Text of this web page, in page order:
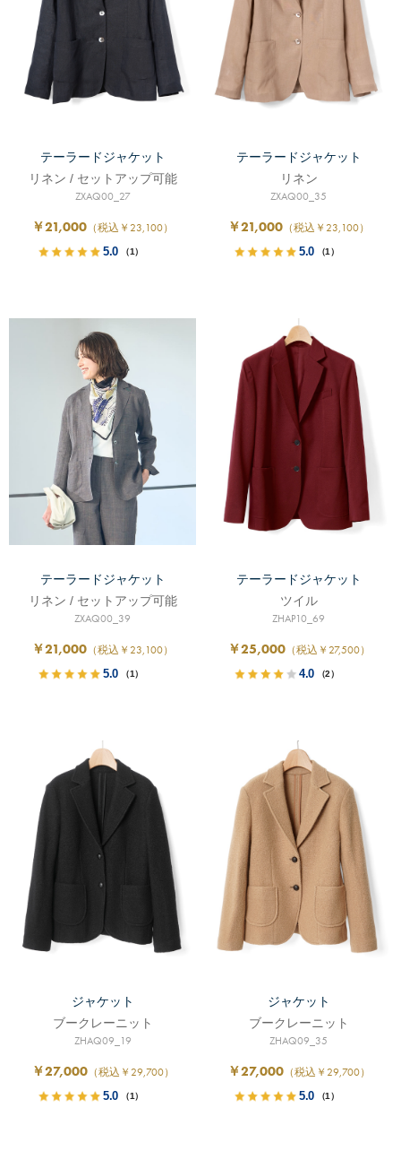
テーラードジャケット
リネン / セットアップ可能
ZXAQ00_27
￥21,000 （税込￥23,100）
5.0 （1）
テーラードジャケット
リネン
ZXAQ00_35
￥21,000 （税込￥23,100）
5.0 （1）
テーラードジャケット
リネン / セットアップ可能
ZXAQ00_39
￥21,000 （税込￥23,100）
5.0 （1）
テーラードジャケット
ツイル
ZHAP10_69
￥25,000（税込￥27,500）
4.0 （2）
ジャケット
ブークレーニット
ZHAQ09_19
￥27,000（税込￥29,700）
5.0 （1）
ジャケット
ブークレーニット
ZHAQ09_35
￥27,000（税込￥29,700）
5.0 （1）